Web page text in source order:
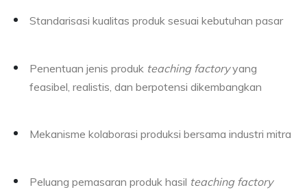
Standarisasi kualitas produk sesuai kebutuhan pasar
Penentuan jenis produk teaching factoryyang
feasibel, realistis, dan berpotensi dikembangkan
Mekanisme kolaborasi produksi bersama industri mitra
Peluang pemasaran produk hasil teaching factory